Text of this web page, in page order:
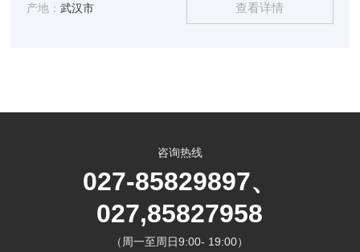
产地：武汉市 查看详情
咨询热线
027-85829897、
027,85827958
（周一至周日9:00- 19:00）